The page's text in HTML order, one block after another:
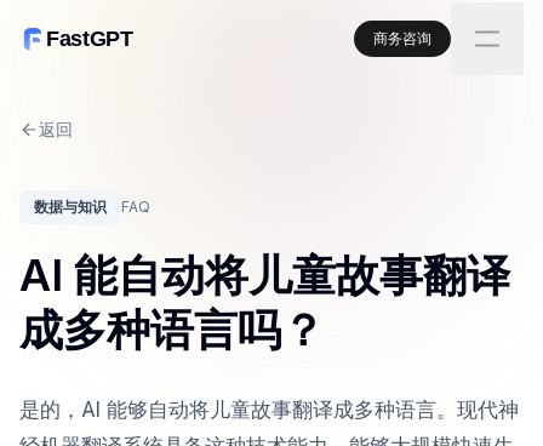
FastGPT 商务咨询
返回
数据与知识 FAQ
AI 能自动将儿童故事翻译
成多种语言吗？
是的，AI 能够自动将儿童故事翻译成多种语言。现代神